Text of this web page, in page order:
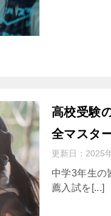
高校受験
全マスタ
更新日： 2025
中学3年生の
薦入試を[...]